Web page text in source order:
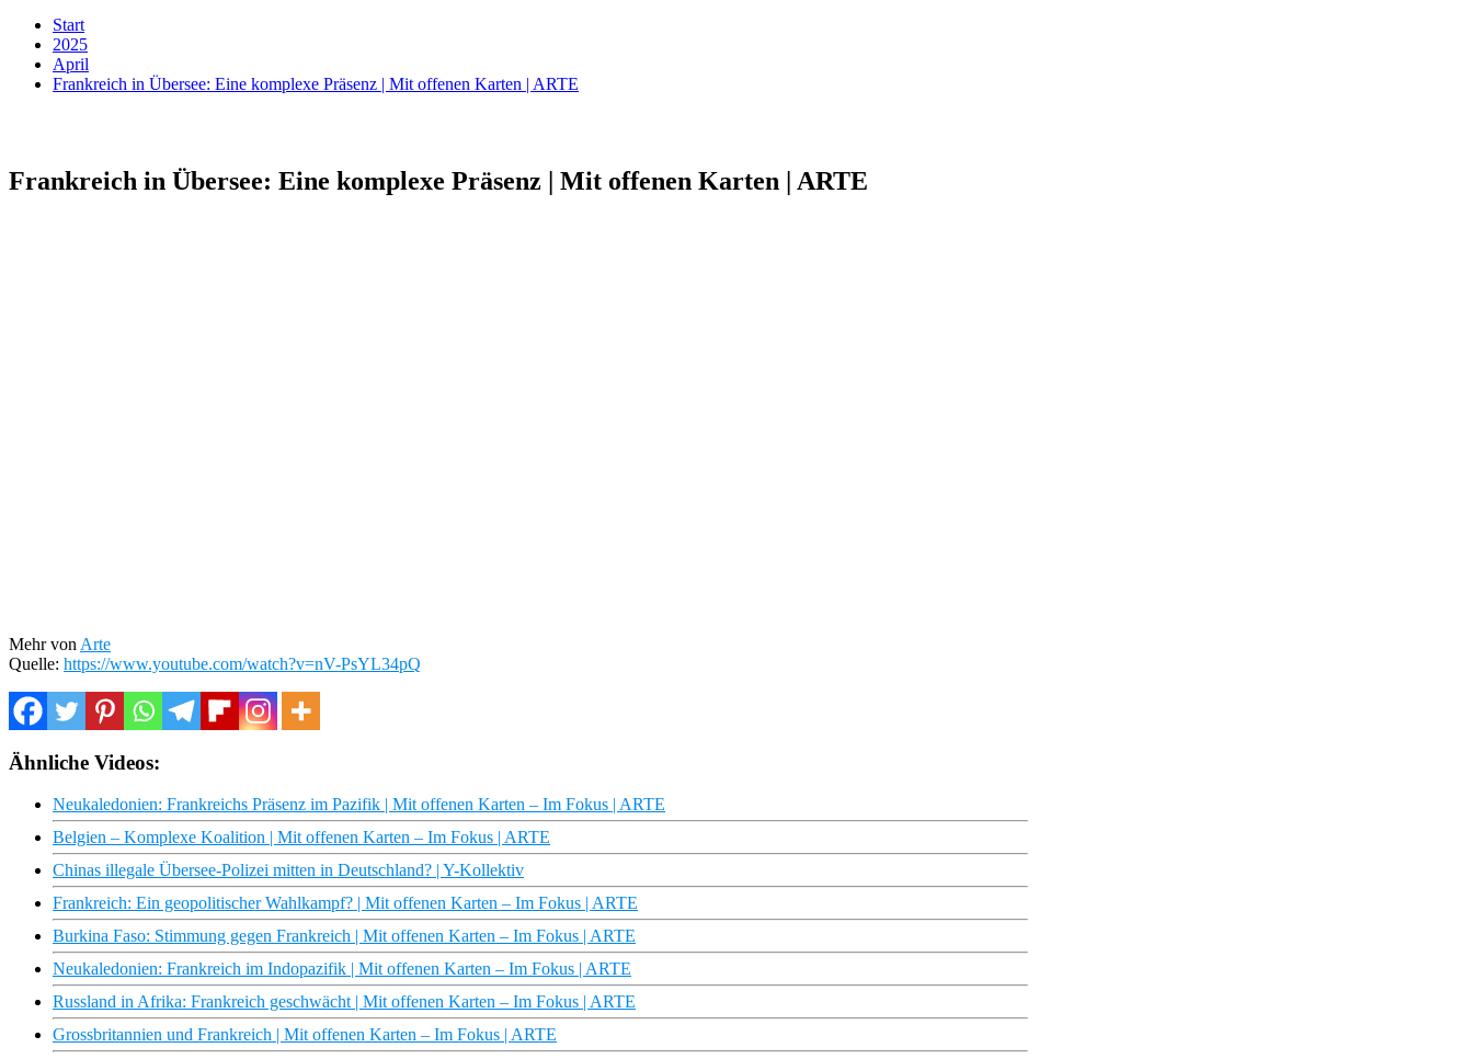
Start
2025
April
Frankreich in Übersee: Eine komplexe Präsenz | Mit offenen Karten | ARTE
Frankreich in Übersee: Eine komplexe Präsenz | Mit offenen Karten | ARTE
Mehr von Arte
Quelle: https://www.youtube.com/watch?v=nV-PsYL34pQ
Ähnliche Videos:
Neukaledonien: Frankreichs Präsenz im Pazifik | Mit offenen Karten – Im Fokus | ARTE
Belgien – Komplexe Koalition | Mit offenen Karten – Im Fokus | ARTE
Chinas illegale Übersee-Polizei mitten in Deutschland? | Y-Kollektiv
Frankreich: Ein geopolitischer Wahlkampf? | Mit offenen Karten – Im Fokus | ARTE
Burkina Faso: Stimmung gegen Frankreich | Mit offenen Karten – Im Fokus | ARTE
Neukaledonien: Frankreich im Indopazifik | Mit offenen Karten – Im Fokus | ARTE
Russland in Afrika: Frankreich geschwächt | Mit offenen Karten – Im Fokus | ARTE
Grossbritannien und Frankreich | Mit offenen Karten – Im Fokus | ARTE